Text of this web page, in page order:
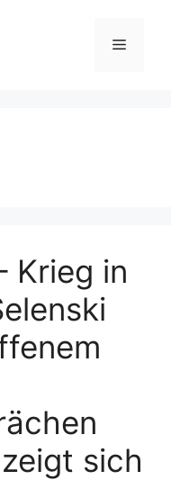
Menü
Krieg in
sich